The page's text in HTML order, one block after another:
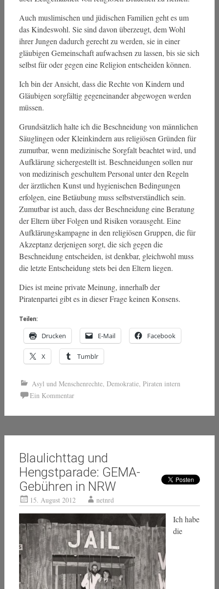
Auch muslimischen und jüdischen Familien geht es um
das Kindeswohl. Sie sind davon überzeugt, dem Wohl
ihrer Jungen dadurch gerecht zu werden, sie in einer
gläubigen Gemeinschaft aufwachsen zu lassen, bis sie sich
selbst für oder gegen eine Religion entscheiden können.
Ich bin der Ansicht, dass die Rechte von Kindern und
Gläubigen sorgfältig gegeneinander abgewogen werden
müssen.
Grundsätzlich halte ich die Beschneidung von männlichen
Säuglingen oder Kleinkindern aus religiösen Gründen für
zumutbar, wenn medizinische Sorgfalt beachtet wird, und
Aufklärung sichergestellt ist. Beschneidungen sollen nur
von medizinisch geschultem Personal unter den Regeln
der ärztlichen Kunst und hygienischen Bedingungen
erfolgen, eine Betäubung muss selbstverständlich sein.
Zumutbar ist auch, dass der Beschneidung eine Beratung
der Eltern über Folgen und Risiken vorausgeht. Eine
Aufklärungskampagne in den religiösen Gruppen, die für
Akzeptanz derjenigen sorgt, die sich gegen die
Beschneidung entscheiden, ist denkbar, gleichwohl muss
die letzte Entscheidung stets bei den Eltern liegen.
Dies ist meine private Meinung, innerhalb der
Piratenpartei gibt es in dieser Frage keinen Konsens.
Teilen:
Drucken E-Mail Facebook
X Tumblr
Asyl und Menschenrechte, Demokratie, Piraten intern
Ein Kommentar
Blaulichttag und
Hengstparade: GEMA-
Gebühren in NRW
15. August 2012 netnrd
Ich habe
die